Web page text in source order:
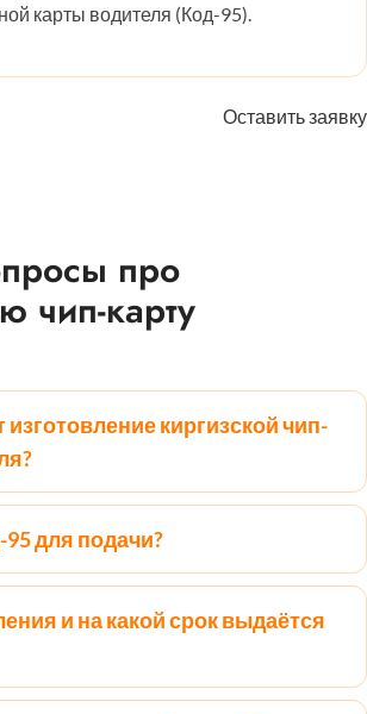
карты водителя (Код-95).
Оставить заявку
про
чип-карту
изготовление киргизской чип-
для подачи?
и на какой срок выдаётся